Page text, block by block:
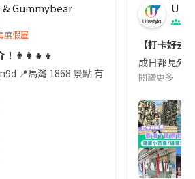
Gummybear
度假屋
！👨‍👩‍👧‍👦
📍馬灣 1868 景點 有咩玩? 趁天氣冇咁熱
U
【打卡好
成日都見外
閱讀更多